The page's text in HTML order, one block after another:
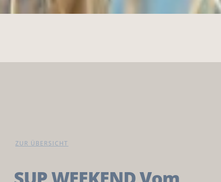
ZUR ÜBERSICHT